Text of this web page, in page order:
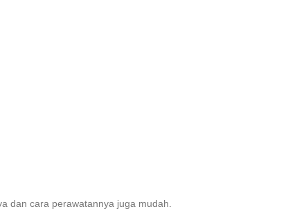
dan cara perawatannya juga mudah.